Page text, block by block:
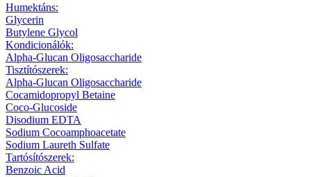
Humektáns:
Glycerin
Butylene Glycol
Kondicionálók:
Alpha-Glucan Oligosaccharide
Tisztítószerek:
Alpha-Glucan Oligosaccharide
Cocamidopropyl Betaine
Coco-Glucoside
Disodium EDTA
Sodium Cocoamphoacetate
Sodium Laureth Sulfate
Tartósítószerek:
Benzoic Acid